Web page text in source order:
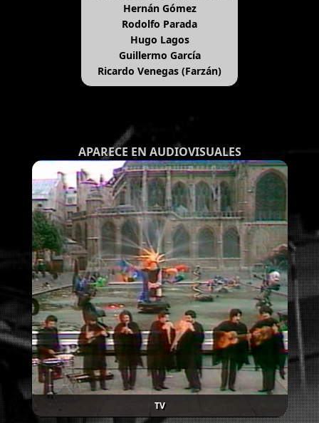
Hernán Gómez
Rodolfo Parada
Hugo Lagos
Guillermo García
Ricardo Venegas (Farzán)
APARECE EN AUDIOVISUALES
TV